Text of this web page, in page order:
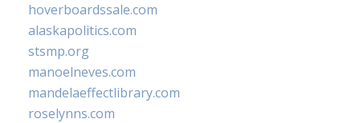
hoverboardssale.com
alaskapolitics.com
stsmp.org
manoelneves.com
mandelaeffectlibrary.com
roselynns.com